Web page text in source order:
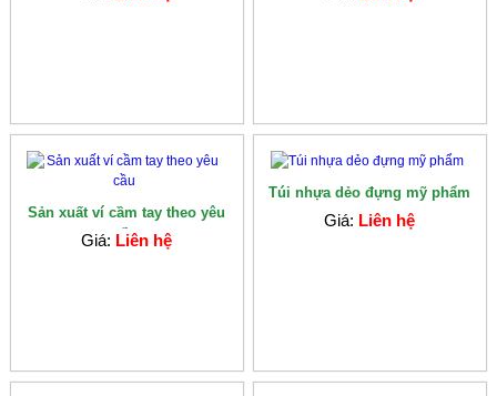
Sản xuất ví cầm tay theo yêu
cầu
Giá: Liên hệ
Túi nhựa dẻo đựng mỹ phẩm
Giá: Liên hệ